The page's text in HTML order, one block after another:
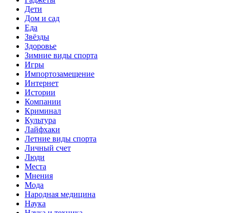
Дети
Дом и сад
Еда
Звёзды
Здоровье
Зимние виды спорта
Игры
Импортозамещение
Интернет
Истории
Компании
Криминал
Культура
Лайфхаки
Летние виды спорта
Личный счет
Люди
Места
Мнения
Мода
Народная медицина
Наука